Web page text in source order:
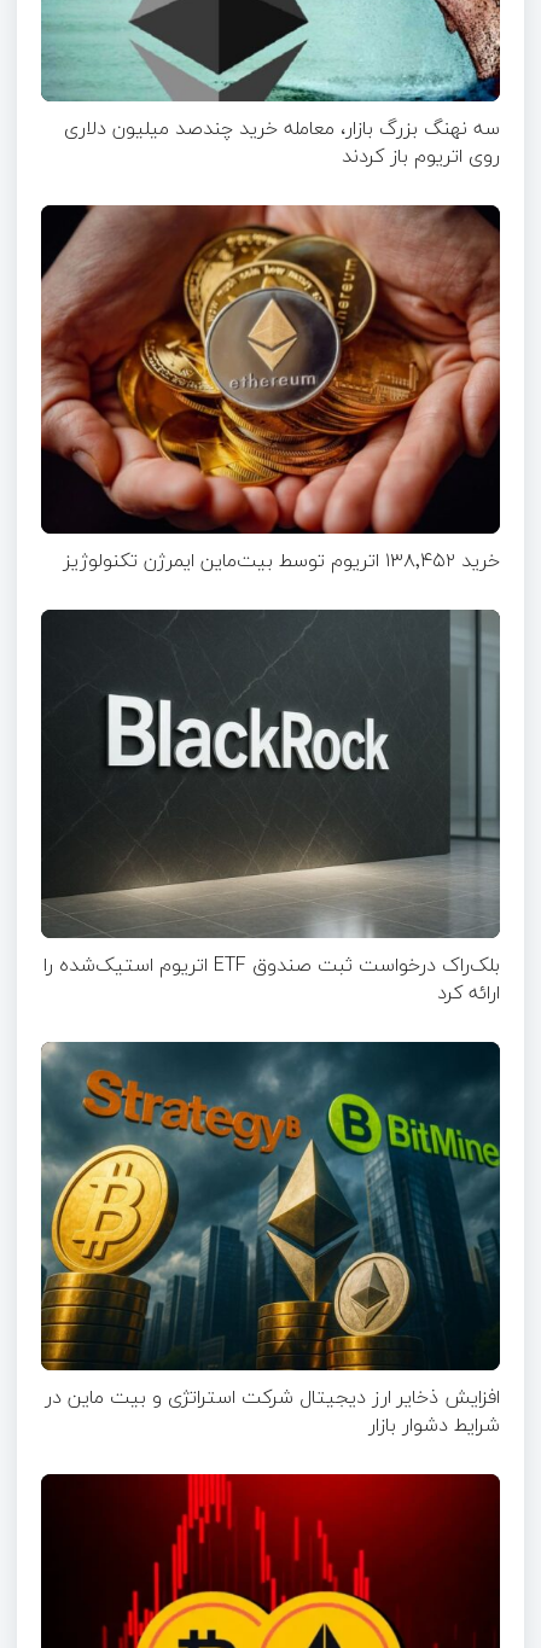
سه نهنگ بزرگ بازار، معامله خرید چندصد میلیون دلاری
روی اتریوم باز کردند
خرید ۱۳۸٬۴۵۲ اتریوم توسط بیت‌ماین ایمرژن تکنولوژیز
بلک‌راک درخواست ثبت صندوق ETF اتریوم استیک‌شده را
ارائه کرد
افزایش ذخایر ارز دیجیتال شرکت استراتژی و بیت ماین در
شرایط دشوار بازار